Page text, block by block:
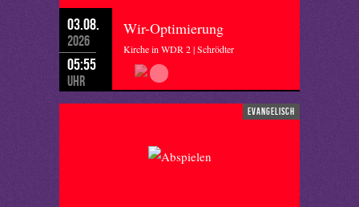
03.08.
2026
05:55
Uhr
Wir-Optimierung
Kirche in WDR 2 | Schrödter
evangelisch